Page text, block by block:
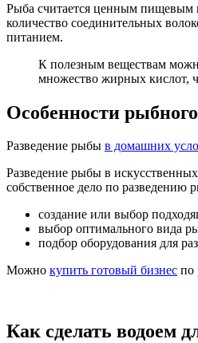
Рыба считается ценным пищевым
количество соединительных
питанием.
К полезным веществам
множество жирных кислот,
Особенности
Разведение рыбы в домашних
Разведение рыбы в
собственное дело по разведению
создание или выбор
выбор оптимального вида
подбор оборудования для
Можно купить готовый бизнес по
Как сделать водоем